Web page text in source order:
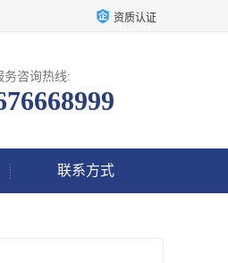
资质认证
务咨询热线:
联系方式